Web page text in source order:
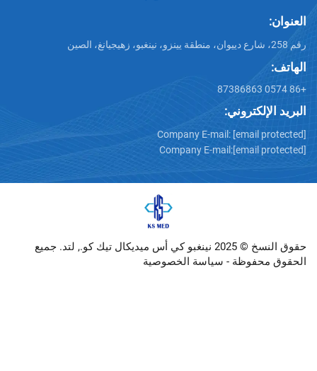
Company E-mail:
Company E-mail:
حقوق النسخ © 2025 نينغبو كي أس ميديكال تيك كو., لتد. جميع
-سياسة الخصوصية